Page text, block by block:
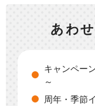
あわ
キャンペー
～
周年・季節